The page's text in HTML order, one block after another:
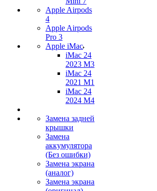
Apple Airpods
4
Apple Airpods
Pro 3
Apple iMac
iMac 24
2023 M3
iMac 24
2021 M1
iMac 24
2024 M4
Замена задней
крышки
Замена
аккумулятора
(Без ошибки)
Замена экрана
(аналог)
Замена экрана